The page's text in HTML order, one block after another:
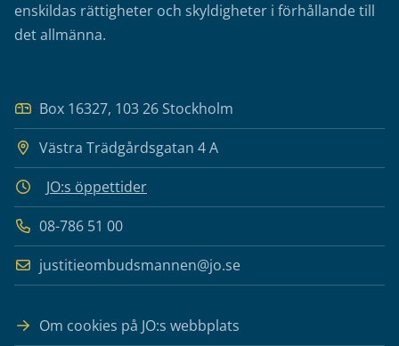
enskildas rättigheter och skyldigheter i förhållande till
det allmänna.
Box 16327, 103 26 Stockholm
Västra Trädgårdsgatan 4 A
JO:s öppettider
08-786 51 00
justitieombudsmannen@jo.se
Om cookies på JO:s webbplats